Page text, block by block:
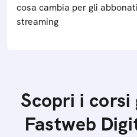
cosa cambia per gli
streaming
Scopri i
Fastweb